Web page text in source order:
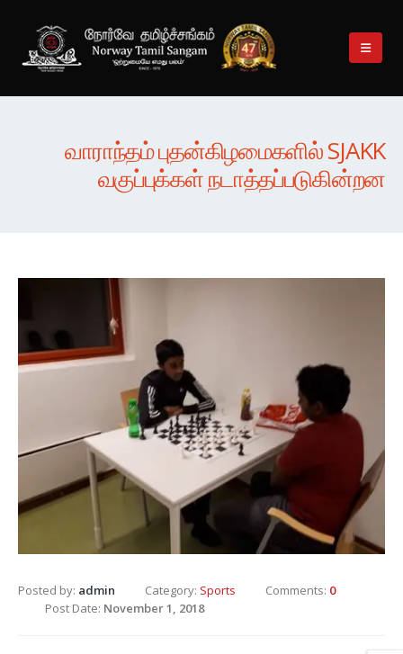
வாராந்தம் புதன்கிழமைகளில் SJAKK
வகுப்புக்கள் நடாத்தப்படுகின்றன
Posted by: admin Category: Sports Comments: 0
Post Date: November 1, 2018